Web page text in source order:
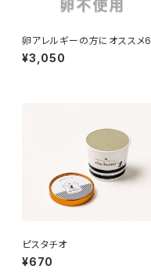
卵アレルギーの方にオススメ6
種セット
¥3,050
ピスタチオ
¥670